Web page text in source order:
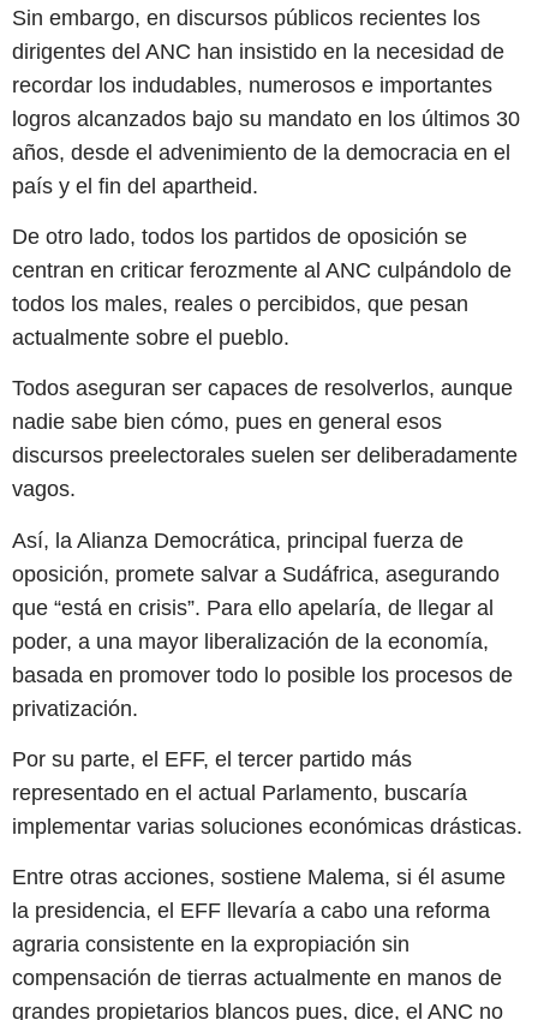
Sin embargo, en discursos públicos recientes los
dirigentes del ANC han insistido en la necesidad de
recordar los indudables, numerosos e importantes
logros alcanzados bajo su mandato en los últimos 30
años, desde el advenimiento de la democracia en el
país y el fin del apartheid.
De otro lado, todos los partidos de oposición se
centran en criticar ferozmente al ANC culpándolo de
todos los males, reales o percibidos, que pesan
actualmente sobre el pueblo.
Todos aseguran ser capaces de resolverlos, aunque
nadie sabe bien cómo, pues en general esos
discursos preelectorales suelen ser deliberadamente
vagos.
Así, la Alianza Democrática, principal fuerza de
oposición, promete salvar a Sudáfrica, asegurando
que “está en crisis”. Para ello apelaría, de llegar al
poder, a una mayor liberalización de la economía,
basada en promover todo lo posible los procesos de
privatización.
Por su parte, el EFF, el tercer partido más
representado en el actual Parlamento, buscaría
implementar varias soluciones económicas drásticas.
Entre otras acciones, sostiene Malema, si él asume
la presidencia, el EFF llevaría a cabo una reforma
agraria consistente en la expropiación sin
compensación de tierras actualmente en manos de
grandes propietarios blancos pues, dice, el ANC no